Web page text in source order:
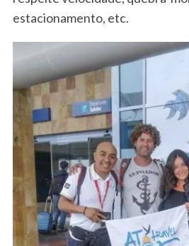
estacionamento, etc.